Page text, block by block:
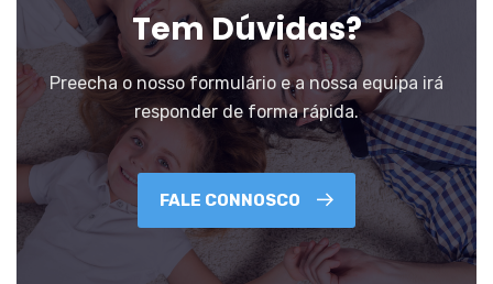
Tem Dúvidas?
Preecha o nosso formulário e a nossa equipa irá
responder de forma rápida.
FALE CONNOSCO